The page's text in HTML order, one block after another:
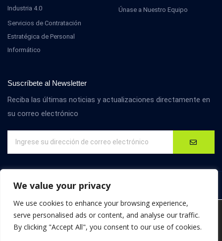
We value your privacy
We use cookies to enhance your browsing experience,
serve personalised ads or content, and analyse our traffic.
By clicking "Accept All", you consent to our use of cookies.
Industria 4.0
Servicios de Contratación
Estratégica de Personal
Informático
Únase a Nuestro Equipo
Suscríbete al Newsletter
Reciba las últimas noticias y actualizaciones directamente en
su correo electrónico
© D4M International. Todos los derechos reservados.
We are using cookies to give you the best experience on our
website.
You can find out more about which cookies we are using or